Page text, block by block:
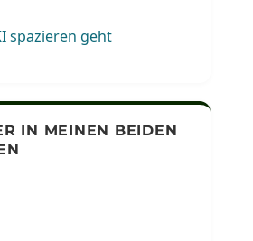
spazieren geht
IN MEINEN BEIDEN